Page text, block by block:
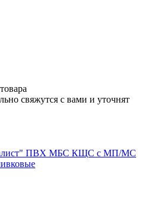
свяжутся с вами и уточнят
ПВХ МБС КЩС с МП/МС